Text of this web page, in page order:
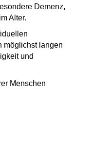
Demenz,
Alter.
möglichst langen
und
Menschen